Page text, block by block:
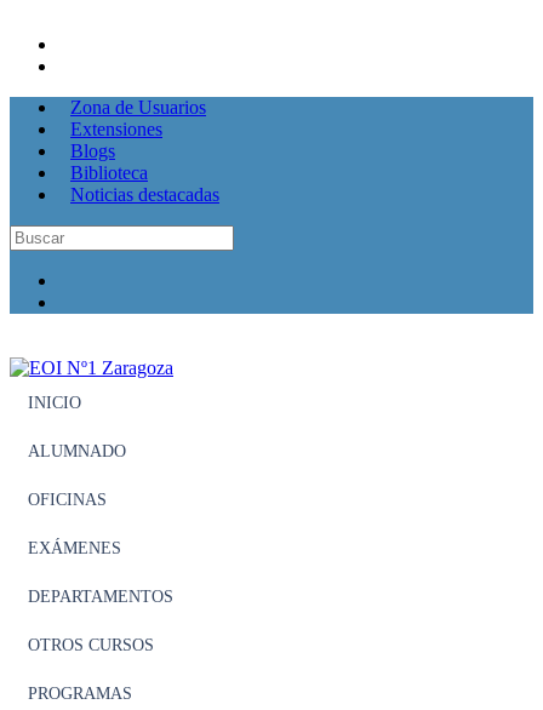
Zona de Usuarios
Extensiones
Blogs
Biblioteca
Noticias destacadas
INICIO
ALUMNADO
OFICINAS
EXÁMENES
DEPARTAMENTOS
OTROS CURSOS
PROGRAMAS